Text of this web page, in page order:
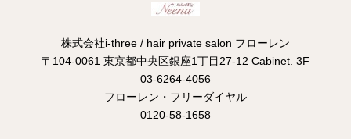
株式会社i-three / hair private salon フローレン
〒104-0061 東京都中央区銀座1丁目27-12 Cabinet. 3F
03-6264-4056
フローレン・フリーダイヤル
0120-58-1658